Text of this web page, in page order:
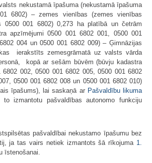
nekustamā īpašuma (nekustamā īpašuma
6802) – zemes vienības (zemes vienības
0500 001 6802) 0,273 ha platībā un četrām
apzīmējumi 0500 001 6802 001, 0500 001
004 un 0500 001 6802 009) – Ģimnāzijas
ierakstīts zemesgrāmatā uz valsts vārda
kopā ar sešām būvēm (būvju kadastra
6802 002, 0500 001 6802 005, 0500 001 6802
0500 001 6802 008 un 0500 001 6802 010)
īpašums), lai saskaņā ar Pašvaldību likuma
izmantotu pašvaldības autonomo funkciju
pašvaldībai nekustamo īpašumu bez
ja tas vairs netiek izmantots šā rīkojuma 1.
īstenošanai.